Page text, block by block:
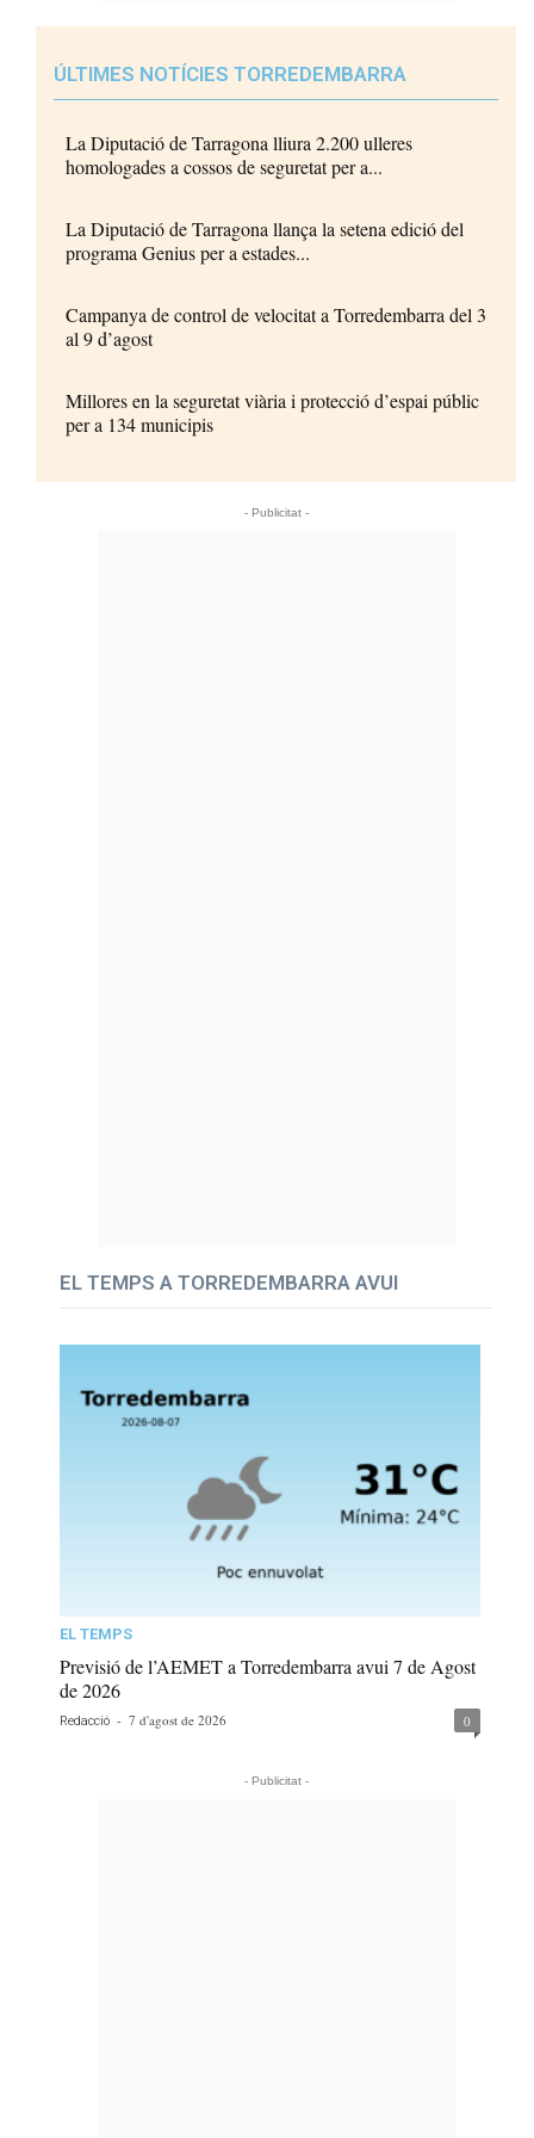
ÚLTIMES NOTÍCIES TORREDEMBARRA
La Diputació de Tarragona lliura 2.200 ulleres
homologades a cossos de seguretat per a...
La Diputació de Tarragona llança la setena edició del
programa Genius per a estades...
Campanya de control de velocitat a Torredembarra del 3
al 9 d’agost
Millores en la seguretat viària i protecció d’espai públic
per a 134 municipis
- Publicitat -
EL TEMPS A TORREDEMBARRA AVUI
EL TEMPS
Previsió de l’AEMET a Torredembarra avui 7 de Agost
de 2026
Redacció - 7 d'agost de 2026 0
- Publicitat -